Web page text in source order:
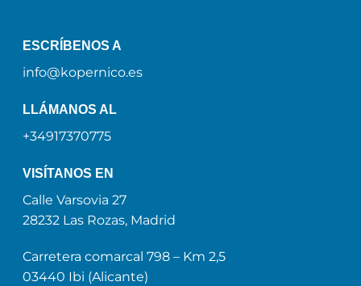
ESCRÍBENOS A
info@kopernico.es
LLÁMANOS AL
+34917370775
VISÍTANOS EN
Calle Varsovia 27
28232 Las Rozas, Madrid
Carretera comarcal 798 – Km 2,5
03440 Ibi (Alicante)